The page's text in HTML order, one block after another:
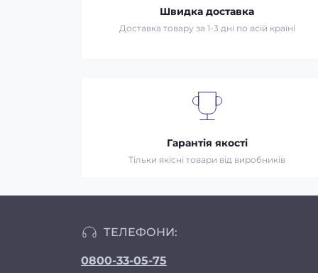
Швидка доставка
Доставка товару за 1-3 дні по всій країні
Гарантія якості
Тільки якісні товари від виробників
ТЕЛЕФОНИ:
0800-33-05-75